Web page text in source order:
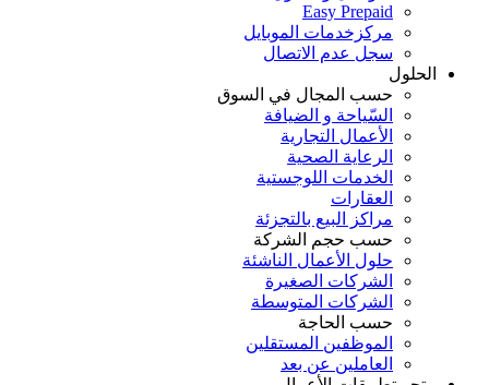
Easy Prepaid
مركزخدمات الموبايل
سجل عدم الاتصال
الحلول
حسب المجال في السوق
السّياحة و الضيافة
الأعمال التجارية
الرعاية الصحية
الخدمات اللوجستية
العقارات
مراكز البيع بالتجزئة
حسب حجم الشركة
حلول الأعمال الناشئة
الشركات الصغيرة
الشركات المتوسطة
حسب الحاجة
الموظفين المستقلين
العاملين عن بعد